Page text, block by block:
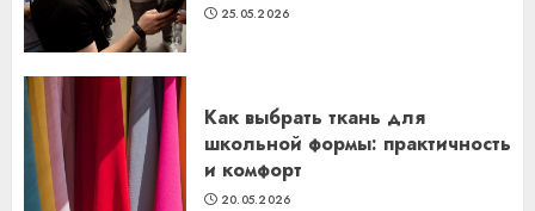
25.05.2026
Как выбрать ткань для
школьной формы: практичность
и комфорт
20.05.2026